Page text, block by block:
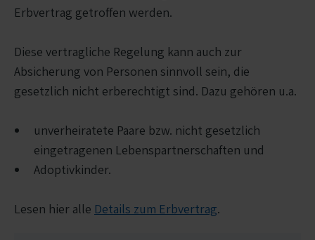
Erbvertrag getroffen werden.
Diese vertragliche Regelung kann auch zur
Absicherung von Personen sinnvoll sein, die
gesetzlich nicht erberechtigt sind. Dazu gehören u.a.
unverheiratete Paare bzw. nicht gesetzlich
eingetragenen Lebenspartnerschaften und
Adoptivkinder.
Lesen hier alle Details zum Erbvertrag.